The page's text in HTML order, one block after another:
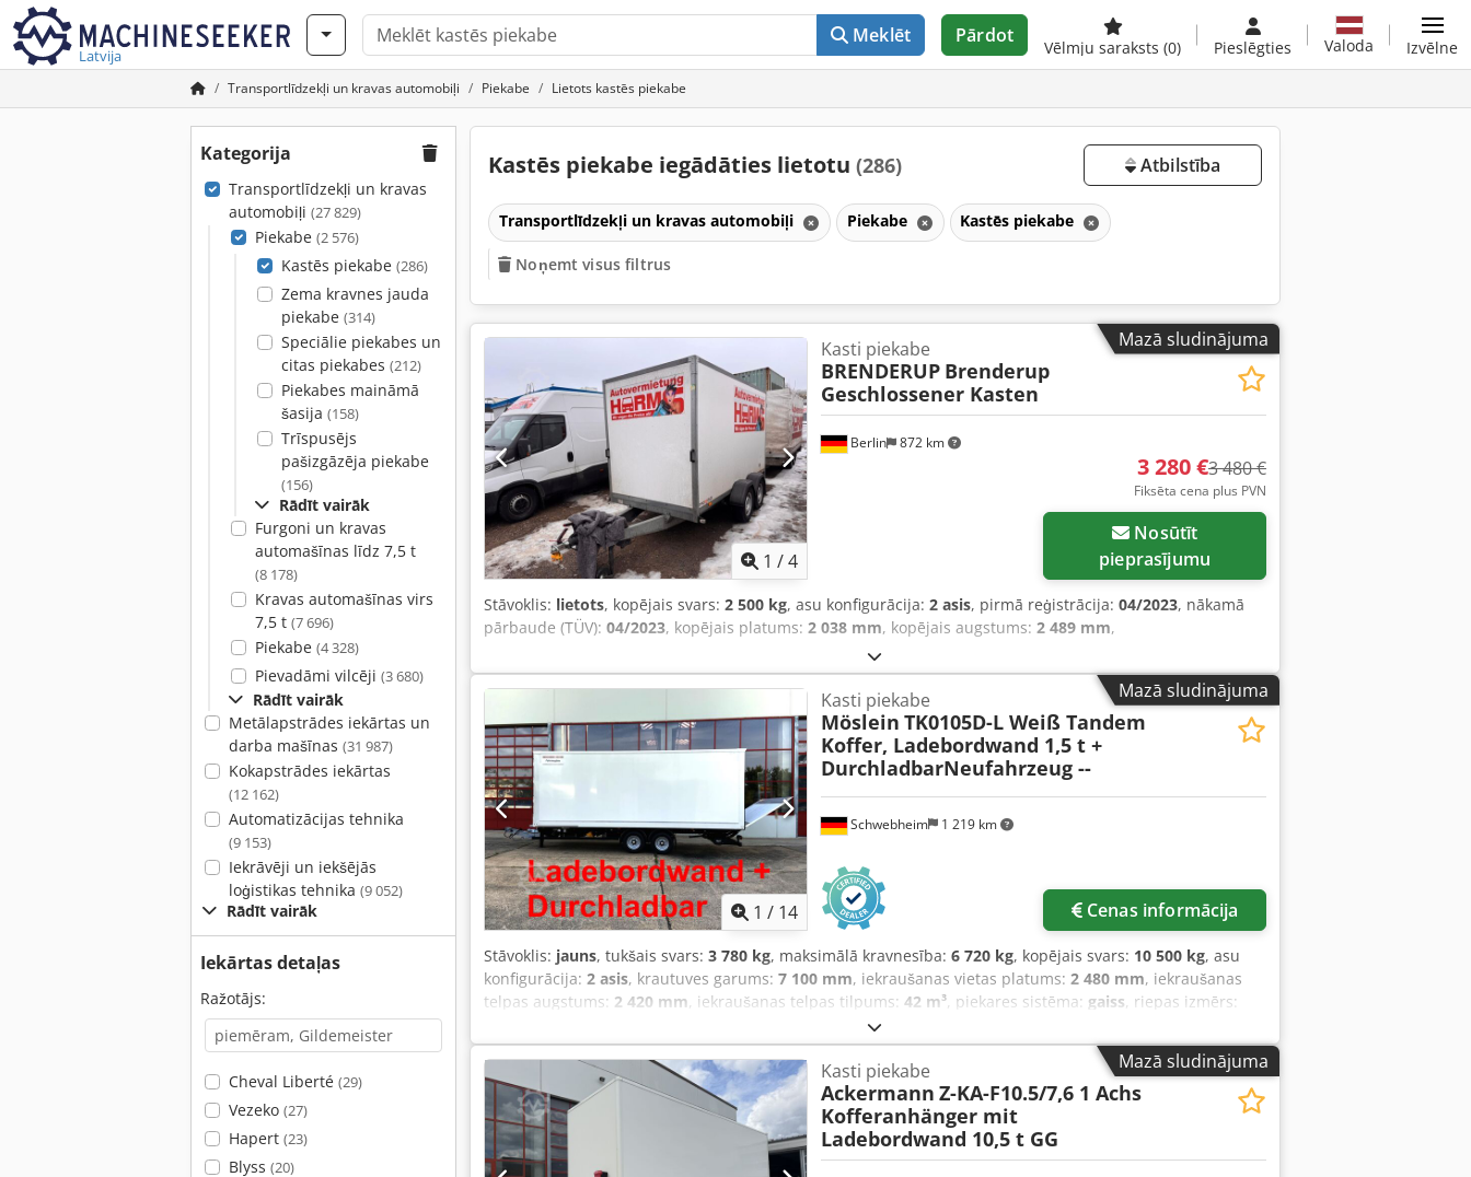
Latvija
Meklēt Pārdot
Vēlmju saraksts (0) Pieslēgties Valoda Izvēlne
Transportlīdzekļi un kravas automobiļi Piekabe Lietots kastēs piekabe
Kategorija
Transportlīdzekļi un kravas
automobiļi (27 829)
Piekabe (2 576)
Kastēs piekabe (286)
Zema kravnes jauda
piekabe (314)
Speciālie piekabes un
citas piekabes (212)
Piekabes maināmā
šasija (158)
Trīspusējs
pašizgāzēja piekabe
(156)
Rādīt vairāk
Furgoni un kravas
automašīnas līdz 7,5 t
(8 178)
Kravas automašīnas virs
7,5 t (7 696)
Piekabe (4 328)
Pievadāmi vilcēji (3 680)
Rādīt vairāk
Metālapstrādes iekārtas un
darba mašīnas (31 987)
Kokapstrādes iekārtas
(12 162)
Automatizācijas tehnika
(9 153)
Iekrāvēji un iekšējās
loģistikas tehnika (9 052)
Rādīt vairāk
Iekārtas detaļas
Ražotājs:
Cheval Liberté (29)
Vezeko (27)
Hapert (23)
Blyss (20)
Kastēs piekabe iegādāties lietotu (286) Atbilstība
Transportlīdzekļi un kravas automobiļi Piekabe Kastēs piekabe
Noņemt visus filtrus
Mazā sludinājuma
1 /4
Berlin 872 km
Kasti piekabe
BRENDERUP Brenderup
Geschlossener Kasten
3 280 €3 480 €
Fiksēta cena plus PVN
pieprasījumu
Stāvoklis: lietots, kopējais svars: 2 500 kg, asu konfigurācija: 2 asis, pirmā reģistrācija: 04/2023, nākamā
pārbaude (TÜV): 04/2023, kopējais platums: 2 038 mm, kopējais augstums: 2 489 mm,
Mazā sludinājuma
1 / 14
Schwebheim 1 219 km
Kasti piekabe
Möslein TK0105D-L Weiß Tandem
Koffer, Ladebordwand 1,5 t +
DurchladbarNeufahrzeug --
Cenas informācija
Stāvoklis: jauns, tukšais svars: 3 780 kg, maksimālā kravnesība: 6 720 kg, kopējais svars: 10 500 kg, asu
konfigurācija: 2 asis, krautuves garums: 7 100 mm, iekraušanas vietas platums: 2 480 mm, iekraušanas
telpas augstums: 2 420 mm, iekraušanas telpas tilpums: 42 m³, piekares sistēma: gaiss, riepas izmērs:
, pārnesuma veids:
17,5, aizmugurējās riepas izmērs:245/70 R 17,5, vadītāja kabīne:cits, emisijas klase:nav, Aprīkojums:
ABS, paceļamais aizmugurējais borts, saspiestā gaisa bremze
Mazā sludinājuma
Kasti piekabe
Ackermann Z-KA-F10.5/7,6 1 Achs
Kofferanhänger mit
Ladebordwand 10,5 t GG